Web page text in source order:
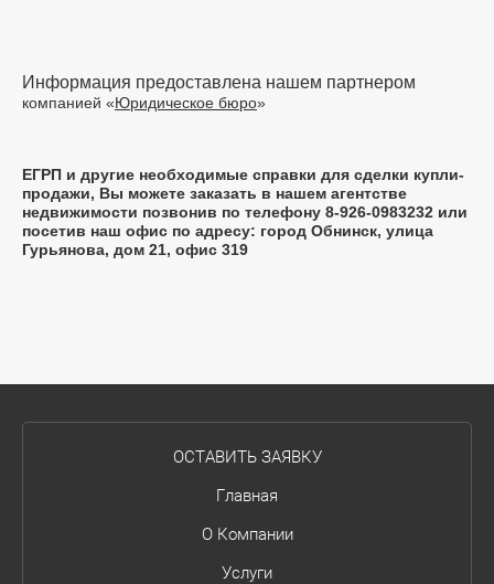
Информация предоставлена нашем партнером
компанией «Юридическое бюро»
ЕГРП и другие необходимые справки для сделки купли-
продажи, Вы можете заказать в нашем агентстве
недвижимости позвонив по телефону 8-926-0983232 или
посетив наш офис по адресу: город Обнинск, улица
Гурьянова, дом 21, офис 319
ОСТАВИТЬ ЗАЯВКУ
Главная
О Компании
Услуги